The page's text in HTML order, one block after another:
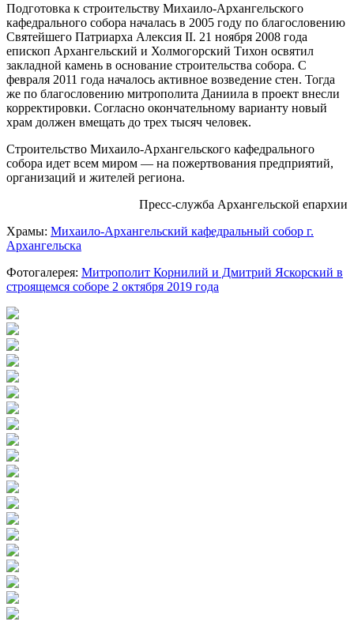
Подготовка к строительству Михаило-Архангельского
кафедрального собора началась в 2005 году по благословению
Святейшего Патриарха Алексия II. 21 ноября 2008 года
епископ Архангельский и Холмогорский Тихон освятил
закладной камень в основание строительства собора. С
февраля 2011 года началось активное возведение стен. Тогда
же по благословению митрополита Даниила в проект внесли
корректировки. Согласно окончательному варианту новый
храм должен вмещать до трех тысяч человек.
Строительство Михаило-Архангельского кафедрального
собора идет всем миром — на пожертвования предприятий,
организаций и жителей региона.
Пресс-служба Архангельской епархии
Храмы: Михаило-Архангельский кафедральный собор г.
Архангельска
Фотогалерея: Митрополит Корнилий и Дмитрий Яскорский в
строящемся соборе 2 октября 2019 года